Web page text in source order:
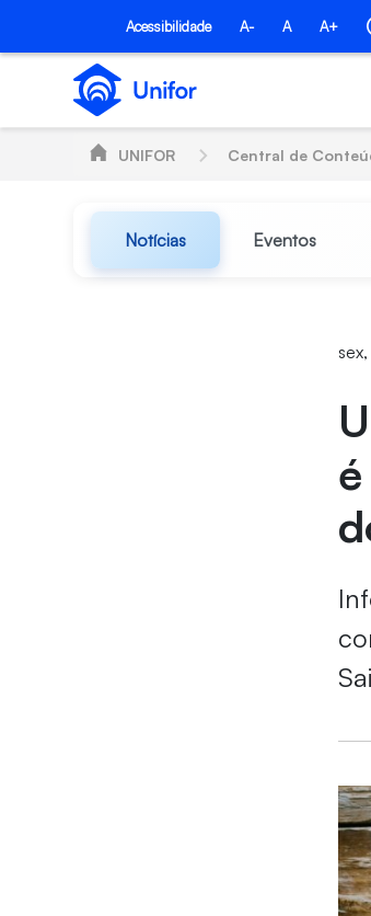
Pular para o Conteúdo principal
Acessibilidade A- A A+
UNIFOR Central de
Notícias Eventos